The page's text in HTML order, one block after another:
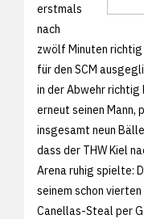
erstmals
nach
zwölf Minuten
für den SCM
in der Abwehr richtig
erneut seinen
insgesamt neun
dass der THW Kiel
Arena ruhig spielte:
seinem schon
Canellas-Steal per